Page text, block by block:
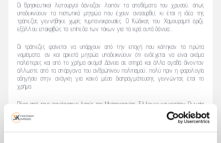
Οι θρησκευτικοί λειτουργοί δάνειζαν λοιπόν τα αποθέματα του χρυσού, όπως
υποδεικνύουν τα πιστωτικά μητρώα που έχουν ανασυρθεί, κι έτσι η ιδέα της
τράπεζας γεννήθηκε χωρίς τυμπανοκρουσίες. Ο Κώδικας του Χαμουραμπί όριζε
εξάλλου επακριβώς τα επίπεδα των τόκων για τα ιερά αυτά δάνεια…
Οι τράπεζες φαίνεται να υπάρχουν από την εποχή που κόπηκαν τα πρώτα
νομίσματα, αν και αρκετά μητρώα υποδεικνύουν ότι ενδέχεται να είναι ακόμα
παλιότερες και από το χρήμα ακόμα! Δάνεια σε σιτηρά και άλλα αγαθά δίνονταν
άλλωστε από τα σπάργανα του ανθρώπινου πολιτισμού, πολύ πριν η φορολογία
οδηγήσει στην ανάγκη για κοινό μέσο διαπραγμάτευσης γεννώντας έτσι το
χρήμα.
Πέρα από τους πανάρχαιους λαούς της Μεσοποταμίας, Έλληνες και κατόπιν Ρωμαίοι
είχαν μετατρέψει τους λαμπρούς ναούς τους σε τραπεζικές θυρίδες αλλά και
πιστωτικά ιδρύματα, καθώς τα δάνεια δίνονταν σωρηδόν από ιερείς και κρατικούς